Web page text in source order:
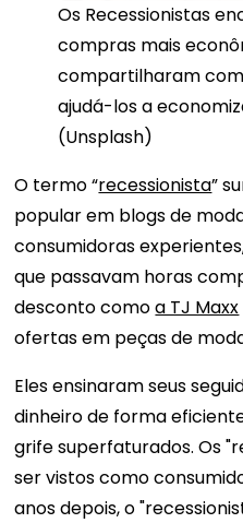
Os Recessionistas
compras mais
compartilharam
ajudá-los a
(Unsplash)
O termo “recessionista”
popular em blogs de
consumidoras
que passavam horas
desconto comoa TJ Maxx
ofertas em peças de
Eles ensinaram seus
dinheiro de forma
grife superfaturados. Os
ser vistos como
anos depois, o